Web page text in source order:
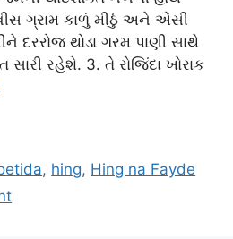
ગ્રામ કાળું મીઠું અને એંસી
દરરોજ થોડા ગરમ પાણી સાથે
રહેશે. 3. તે રોજિંદા ખોરાક
, hing, Hing na Fayde